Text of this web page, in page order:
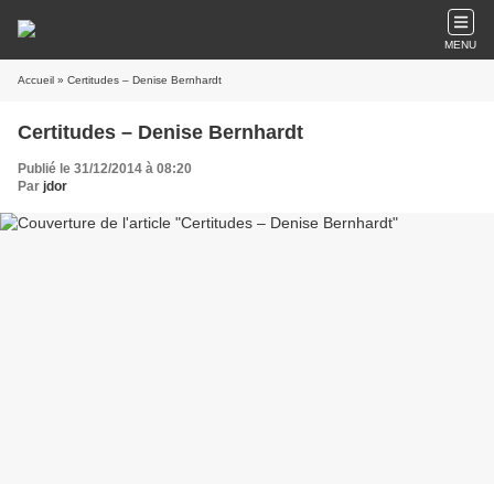
MENU
Accueil » Certitudes – Denise Bernhardt
Certitudes – Denise Bernhardt
Publié le 31/12/2014 à 08:20
Par jdor